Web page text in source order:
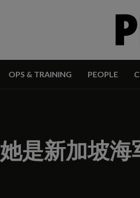
OPS & TRAINING PEOPLE
她是新加坡海